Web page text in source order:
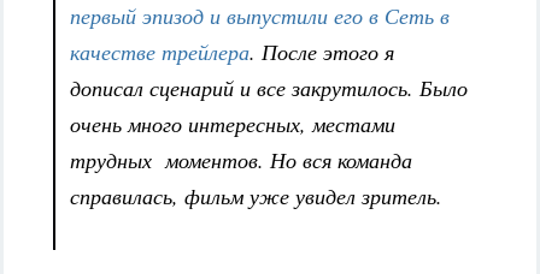
первый эпизод и выпустили его в Сеть в
качестве трейлера. После этого я
дописал сценарий и все закрутилось. Было
очень много интересных, местами
трудных моментов. Но вся команда
справилась, фильм уже увидел зритель.